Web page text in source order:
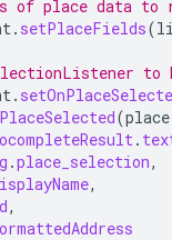
of place data to
. setPlaceFields(
to
.
(place
.
.place_selection,
,
,